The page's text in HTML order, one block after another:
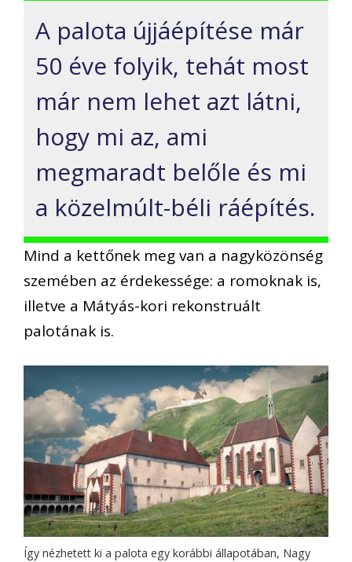
A palota újjáépítése már
50 éve folyik, tehát most
már nem lehet azt látni,
hogy mi az, ami
megmaradt belőle és mi
a közelmúlt-béli ráépítés.
Mind a kettőnek meg van a nagyközönség
szemében az érdekessége: a romoknak is,
illetve a Mátyás-kori rekonstruált
palotának is.
Így nézhetett ki a palota egy korábbi állapotában, Nagy